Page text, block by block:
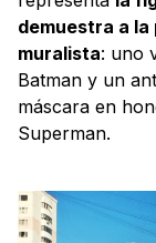
demuestra a
muralista: uno
Batman y un
máscara en
Superman.